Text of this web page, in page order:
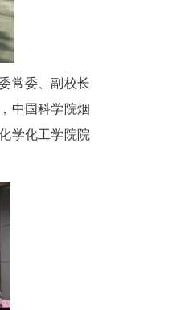
常委、副校长
中国科学院烟
学化工学院院